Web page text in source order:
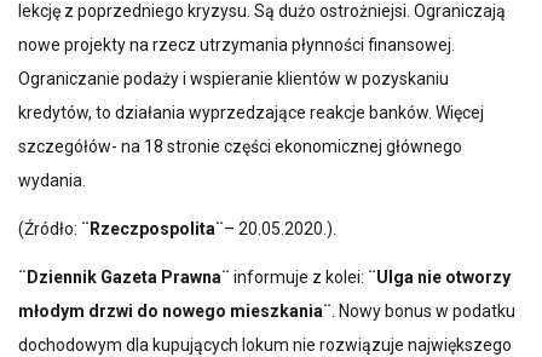
lekcję z poprzedniego kryzysu. Są dużo ostrożniejsi. Ograniczają
nowe projekty na rzecz utrzymania płynności finansowej.
Ograniczanie podaży i wspieranie klientów w pozyskaniu
kredytów, to działania wyprzedzające reakcje banków. Więcej
szczegółów- na 18 stronie części ekonomicznej głównego
wydania.
(Źródło: ¨Rzeczpospolita¨– 20.05.2020.).
¨Dziennik Gazeta Prawna¨ informuje z kolei: ¨Ulga nie otworzy
młodym drzwi do nowego mieszkania¨ . Nowy bonus w podatku
dochodowym dla kupujących lokum nie rozwiązuje największego